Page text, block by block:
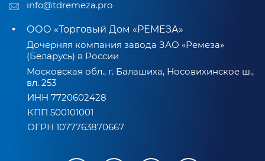
info@tdremeza.pro
ООО «Торговый Дом «РЕМЕЗА»
Дочерняя компания завода ЗАО «Ремеза»
(Беларусь) в России
Московская обл., г. Балашиха, Носовихинское ш.,
вл. 253
ИНН 7720602428
КПП 500101001
ОГРН 1077763870667